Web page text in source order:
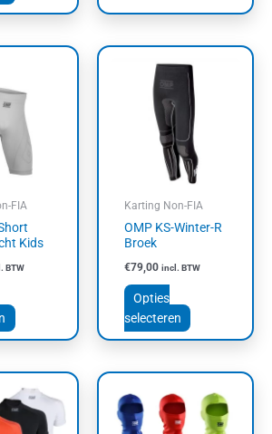
FIA
Kids
BTW
heeft
meerdere
variaties.
Deze
optie
worden
de
Karting Non-FIA
OMP KS-Winter-R
Broek
€79,00 incl. BTW
Opties
selecteren
product
heeft
meerdere
variaties.
Deze
optie
worden
de
product
heeft
product
heeft